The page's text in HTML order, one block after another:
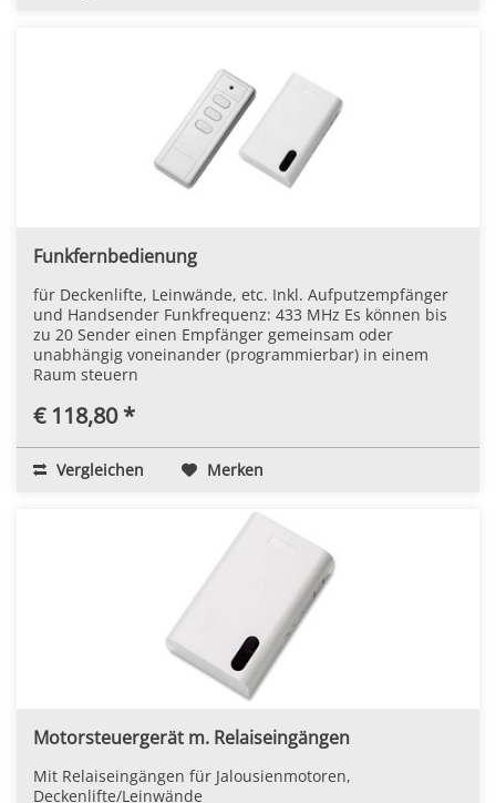
Funkfernbedienung
für Deckenlifte, Leinwände, etc. Inkl. Aufputzempfänger
und Handsender Funkfrequenz: 433 MHz Es können bis
zu 20 Sender einen Empfänger gemeinsam oder
unabhängig voneinander (programmierbar) in einem
Raum steuern
€ 118,80 *
Vergleichen Merken
Motorsteuergerät m. Relaiseingängen
Mit Relaiseingängen für Jalousienmotoren,
Deckenlifte/Leinwände